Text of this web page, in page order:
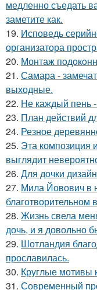
медленно съедать
заметите как.
19. Исповедь
организатора
20. Монтаж
21. Самара -
выходные.
22. Не каждый пень
23. План действий
24. Резное
25. Эта композиция
выглядит
26. Для дочки
27. Мила Йовович в
благотворительном
28. Жизнь свела
дочь, и я довольно
29. Шотландия
прославилась.
30. Круглые мотивы
31. Современный